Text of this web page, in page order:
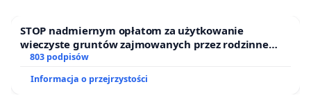
STOP nadmiernym opłatom za użytkowanie
wieczyste gruntów zajmowanych przez rodzinne
ogrody działkowe.
803 podpisów
Informacja o przejrzystości